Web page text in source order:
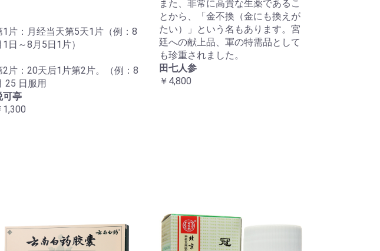
1片：月经当天第5天1片（例：8
1日～8月5日1片）
2片：20天后1片第2片。（例：8
25 日服用
可亭
1,300
また、非常に高貴な生薬であるこ
とから、「金不換（金にも換えが
たい）」という名もあります。宮
廷への献上品、軍の特需品として
も珍重されました。
田七人参
￥4,800